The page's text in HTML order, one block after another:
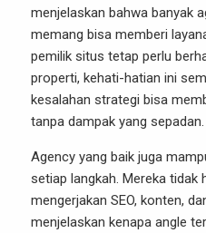
menjelaskan bahwa banyak
memang bisa memberi
pemilik situs tetap perlu
properti, kehati-hatian ini
kesalahan strategi bisa
tanpa dampak yang sepadan.
Agency yang baik juga
setiap langkah. Mereka tidak
mengerjakan SEO, konten,
menjelaskan kenapa angle